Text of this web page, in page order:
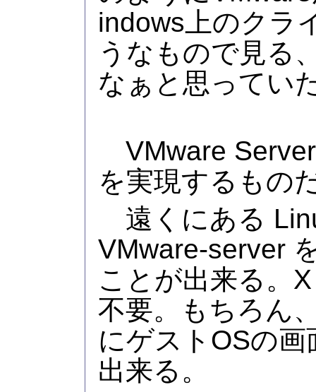
indows上のクラ
うなもので見る
なぁと思ってい
VMware
を実現するもの
遠くにある
VMware-server
ことが出来る。
不要。もちろん
にゲストOSの
出来る。